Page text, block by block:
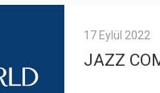
17 Eylül 2022
JAZZ